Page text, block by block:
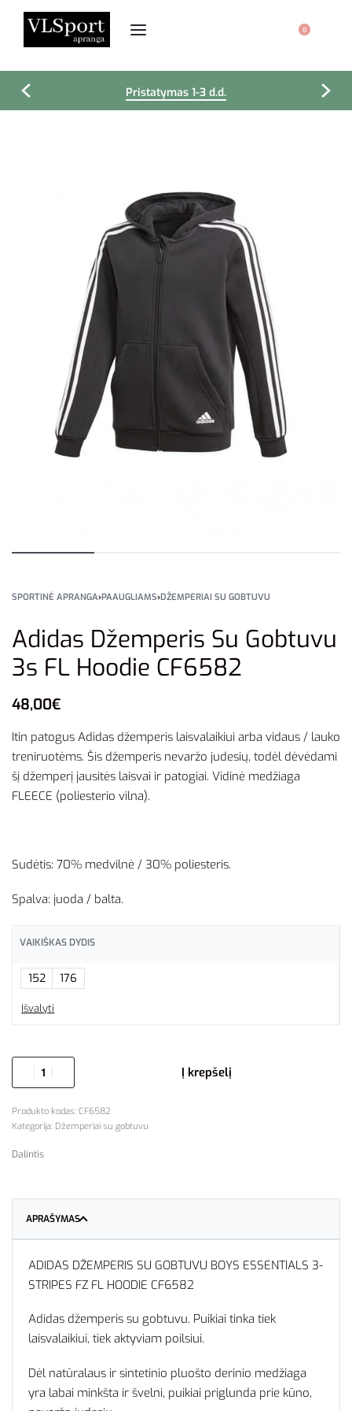
0
Pristatymas 1-3 d.d.
SPORTINĖ APRANGA›PAAUGLIAMS›DŽEMPERIAI SU GOBTUVU
Adidas Džemperis Su Gobtuvu
3s FL Hoodie CF6582
48,00€
Itin patogus Adidas džemperis laisvalaikiui arba vidaus / lauko
treniruotėms. Šis džemperis nevaržo judesių, todėl dėvėdami
šį džemperį jausitės laisvai ir patogiai. Vidinė medžiaga
FLEECE (poliesterio vilna).
Sudėtis: 70% medvilnė / 30% poliesteris.
Spalva: juoda / balta.
VAIKIŠKAS DYDIS
152 176
Išvalyti
Į krepšelį
CF6582
Kategorija: Džemperiai su gobtuvu
Dalintis
APRAŠYMAS
ADIDAS DŽEMPERIS SU GOBTUVU BOYS ESSENTIALS 3-
STRIPES FZ FL HOODIE CF6582
Adidas džemperis su gobtuvu. Puikiai tinka tiek
laisvalaikiui, tiek aktyviam poilsiui.
Dėl natūralaus ir sintetinio pluošto derinio medžiaga
yra labai minkšta ir švelni, puikiai priglunda prie kūno,